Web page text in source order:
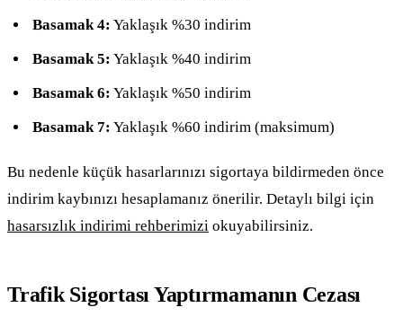
Basamak 4: Yaklaşık %30 indirim
Basamak 5: Yaklaşık %40 indirim
Basamak 6: Yaklaşık %50 indirim
Basamak 7: Yaklaşık %60 indirim (maksimum)
Bu nedenle küçük hasarlarınızı sigortaya bildirmeden önce
indirim kaybınızı hesaplamanız önerilir. Detaylı bilgi için
hasarsızlık indirimi rehberimizi okuyabilirsiniz.
Trafik Sigortası Yaptırmamanın Cezası